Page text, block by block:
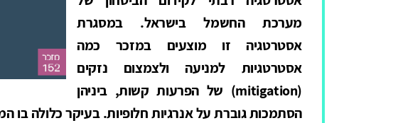
מערכת החשמל בישראל. במסגרת
אסטרטגיה זו מוצעים במזכר כמה
אסטרטגיות למניעה ולצמצום נזקים
(mitigation) של הפרעות קשות, ביניהן
הסתמכות גוברת על אנרגיות חלופיות. בעיקר כלולה בו